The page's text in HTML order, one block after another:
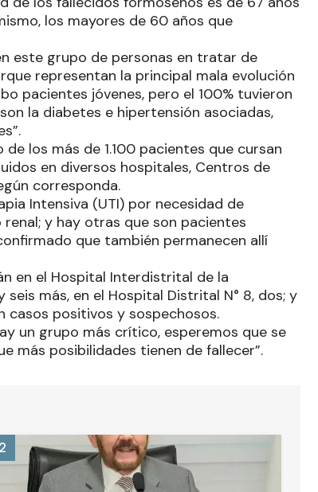
los mayores de 60 años que
este grupo de personas en tratar de
representan la principal mala evolución
pacientes jóvenes, pero el 100% tuvieron
la diabetes e hipertensión asociadas,
los más de 1.100 pacientes que cursan
en diversos hospitales, Centros de
corresponda.
Intensiva (UTI) por necesidad de
y hay otras que son pacientes
que también permanecen allí
en el Hospital Interdistrital de la
más, en el Hospital Distrital N° 8, dos; y
casos positivos y sospechosos.
un grupo más crítico, esperemos que se
más posibilidades tienen de fallecer”.
2